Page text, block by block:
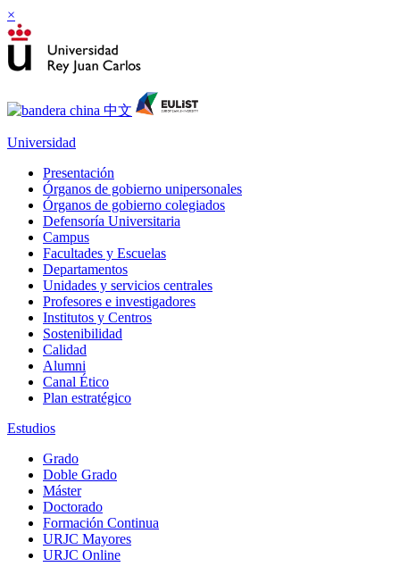
×
Universidad
Presentación
Órganos de gobierno unipersonales
Órganos de gobierno colegiados
Defensoría Universitaria
Campus
Facultades y Escuelas
Departamentos
Unidades y servicios centrales
Profesores e investigadores
Institutos y Centros
Sostenibilidad
Calidad
Alumni
Canal Ético
Plan estratégico
Estudios
Grado
Doble Grado
Máster
Doctorado
Formación Continua
URJC Mayores
URJC Online